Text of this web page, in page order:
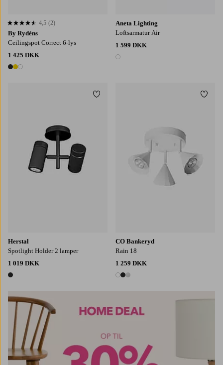
By Rydéns
Ceilingspot Correct 6-lys
1 425 DKK
3 farver
4,5 baseret på 2 bedømmelser
4,5 (2)
Aneta Lighting
Loftsarmatur Air
1 599 DKK
1 farve
Herstal
Spotlight Holder 2 lamper
1 019 DKK
1 farve
Tilføj til favoritter
CO Bankeryd
Rain 18
1 259 DKK
3 farver